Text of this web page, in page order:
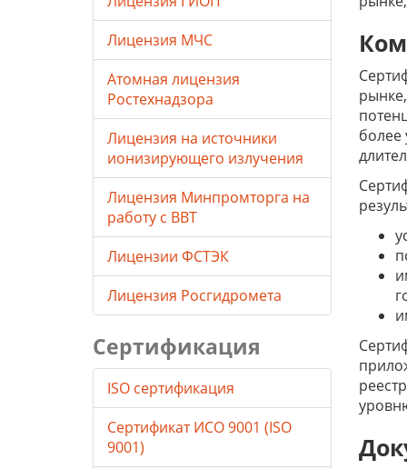
более
Лицензия МЧС
Атомная лицензия
Ростехнадзора
Лицензия на источники
ионизирующего излучения
Лицензия Минпромторга на
работу с ВВТ
Лицензии ФСТЭК
Лицензия Росгидромета
Сертификация
ISO сертификация
Сертификат ИСО 9001 (ISO
9001)